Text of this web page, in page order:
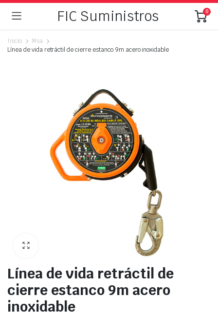
FIC Suministros 0
Inicio
Msa
Línea de vida retráctil de cierre estanco 9m acero inoxidable
Línea de vida retráctil de
cierre estanco 9m acero
inoxidable